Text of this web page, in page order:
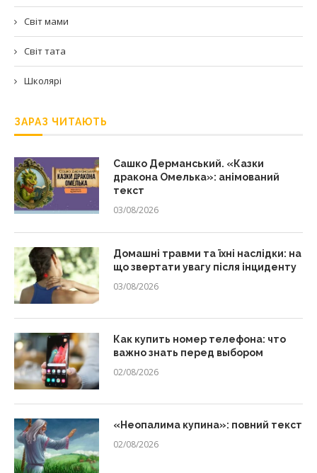
Світ мами
Світ тата
Школярі
ЗАРАЗ ЧИТАЮТЬ
Сашко Дерманський. «Казки
дракона Омелька»: анімований
текст
03/08/2026
Домашні травми та їхні наслідки: на
що звертати увагу після інциденту
03/08/2026
Как купить номер телефона: что
важно знать перед выбором
02/08/2026
«Неопалима купина»: повний текст
02/08/2026